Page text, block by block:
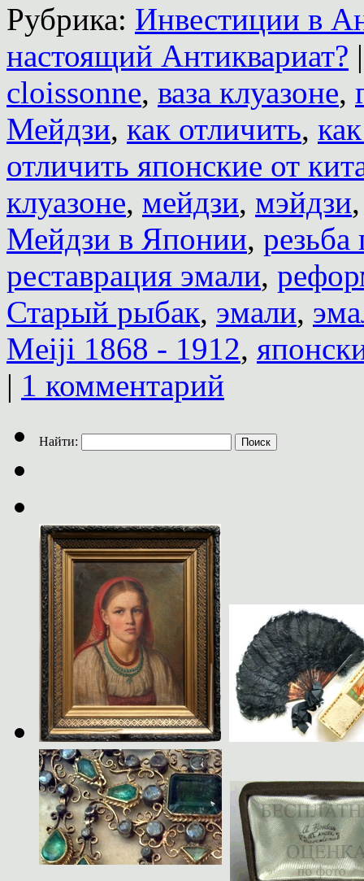
Рубрика: Инвестиции в
настоящий Антиквариат? |
cloissonne, ваза клуазоне,
Мейдзи, как отличить,
отличить японские от
клуазоне, мейдзи, мэйдзи
Мейдзи в Японии, резьба
реставрация эмали,
Старый рыбак, эмали,
Meiji 1868 - 1912,
| 1 комментарий
Найти: